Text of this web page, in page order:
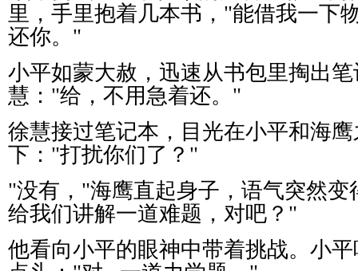
里，手里抱着几本书， "能借我一下
还你。 "
小平如蒙大赦，迅速从书包里掏出
慧： "给，不用急着还。 "
徐慧接过笔记本，目光在小平和海
下： "打扰你们了？ "
"没有， "海鹰直起身子，语气突然变
给我们讲解一道难题，对吧？ "
他看向小平的眼神中带着挑战。小